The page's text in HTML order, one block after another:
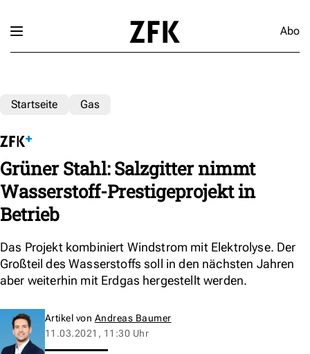
Abo
Startseite Gas
Grüner Stahl: Salzgitter nimmt
Wasserstoff-Prestigeprojekt in
Betrieb
Das Projekt kombiniert Windstrom mit Elektrolyse. Der
Großteil des Wasserstoffs soll in den nächsten Jahren
aber weiterhin mit Erdgas hergestellt werden.
Artikel von Andreas Baumer
11.03.2021, 11:30 Uhr